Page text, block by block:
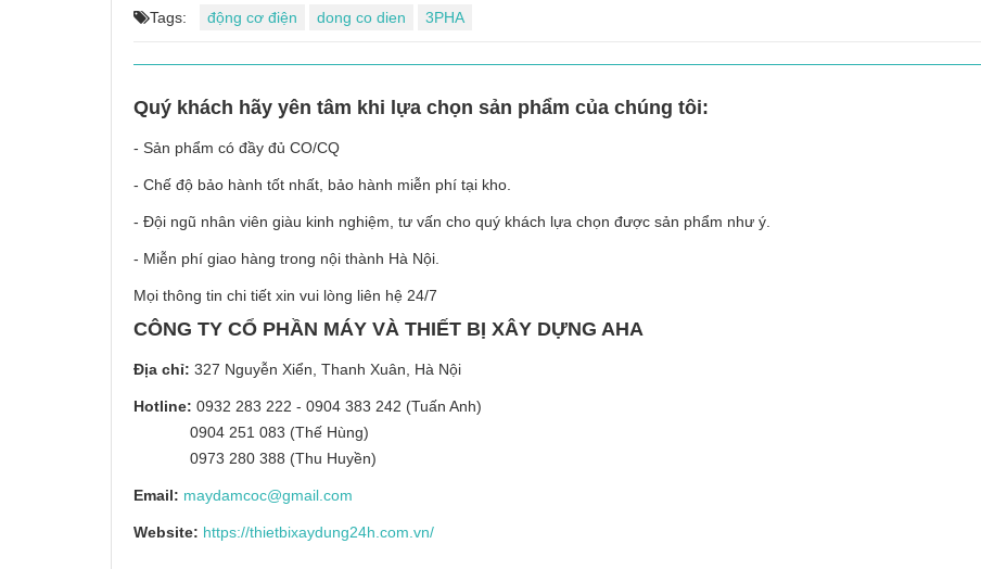
Tags: động cơ điện dong co dien 3PHA
Quý khách hãy yên tâm khi lựa chọn sản phẩm của chúng tôi:
- Sản phẩm có đầy đủ CO/CQ
- Chế độ bảo hành tốt nhất, bảo hành miễn phí tại kho.
- Đội ngũ nhân viên giàu kinh nghiệm, tư vấn cho quý khách lựa chọn được sản phẩm như ý.
- Miễn phí giao hàng trong nội thành Hà Nội.
Mọi thông tin chi tiết xin vui lòng liên hệ 24/7
CÔNG TY CỔ PHẦN MÁY VÀ THIẾT BỊ XÂY DỰNG AHA
Địa chỉ: 327 Nguyễn Xiển, Thanh Xuân, Hà Nội
Hotline: 0932 283 222 - 0904 383 242 (Tuấn Anh)
0904 251 083 (Thế Hùng)
0973 280 388 (Thu Huyền)
Email: maydamcoc@gmail.com
Website: https://thietbixaydung24h.com.vn/